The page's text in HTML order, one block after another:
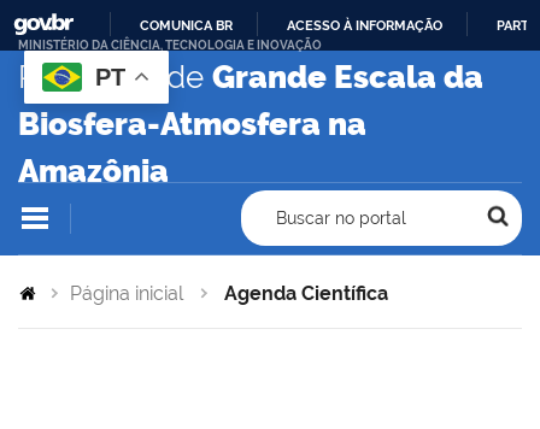
PARA
O
COMUNICA BR ACESSO À INFORMAÇÃO
PT
MINISTÉRIO DA CIÊNCIA, TECNOLOGIA E INOVAÇÃO
Programa de Grande Escala da
Biosfera-Atmosfera na
Amazônia
Buscar no portal
Página inicial Agenda Científica